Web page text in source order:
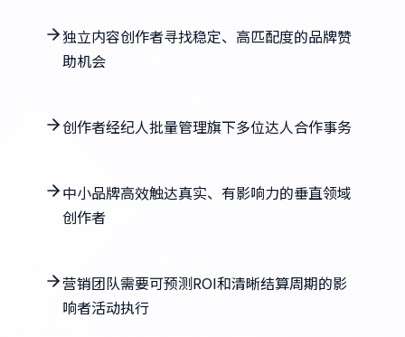
独立内容创作者寻找稳定、高匹配度的品牌赞
助机会
创作者经纪人批量管理旗下多位达人合作事务
中小品牌高效触达真实、有影响力的垂直领域
创作者
营销团队需要可预测ROI和清晰结算周期的影
响者活动执行